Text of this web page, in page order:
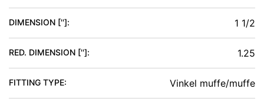
DIMENSION ['']: 1 1/2
RED. DIMENSION ['']: 1.25
FITTING TYPE: Vinkel muffe/muffe